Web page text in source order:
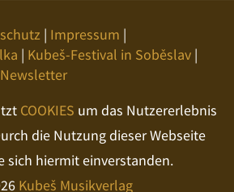
| Impressum |
| Kubeš-Festival in Soběslav |
COOKIES um das Nutzererlebnis
die Nutzung dieser Webseite
sich hiermit einverstanden.
Kubeš Musikverlag